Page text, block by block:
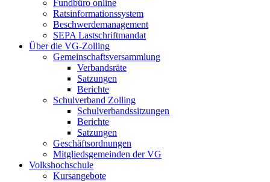
Fundbüro online
Ratsinformationssystem
Beschwerdemanagement
SEPA Lastschriftmandat
Über die VG-Zolling
Gemeinschaftsversammlung
Verbandsräte
Satzungen
Berichte
Schulverband Zolling
Schulverbandssitzungen
Berichte
Satzungen
Geschäftsordnungen
Mitgliedsgemeinden der VG
Volkshochschule
Kursangebote